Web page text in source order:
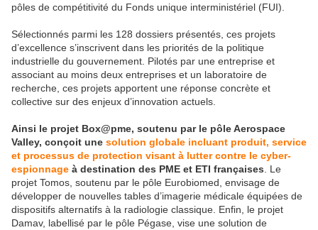
pôles de compétitivité du Fonds unique interministériel (FUI).
Sélectionnés parmi les 128 dossiers présentés, ces projets
d’excellence s’inscrivent dans les priorités de la politique
industrielle du gouvernement. Pilotés par une entreprise et
associant au moins deux entreprises et un laboratoire de
recherche, ces projets apportent une réponse concrète et
collective sur des enjeux d’innovation actuels.
Ainsi le projet Box@pme, soutenu par le pôle Aerospace
Valley, conçoit une solution globale incluant produit, service
et processus de protection visant à lutter contre le cyber-
espionnage à destination des PME et ETI françaises . Le
projet Tomos, soutenu par le pôle Eurobiomed, envisage de
développer de nouvelles tables d’imagerie médicale équipées de
dispositifs alternatifs à la radiologie classique. Enfin, le projet
Damav, labellisé par le pôle Pégase, vise une solution de